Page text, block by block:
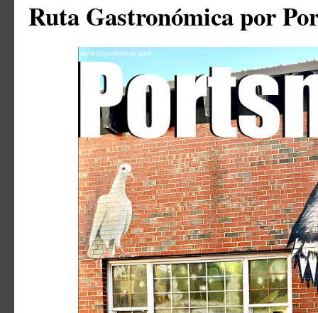
Ruta Gastronómica por